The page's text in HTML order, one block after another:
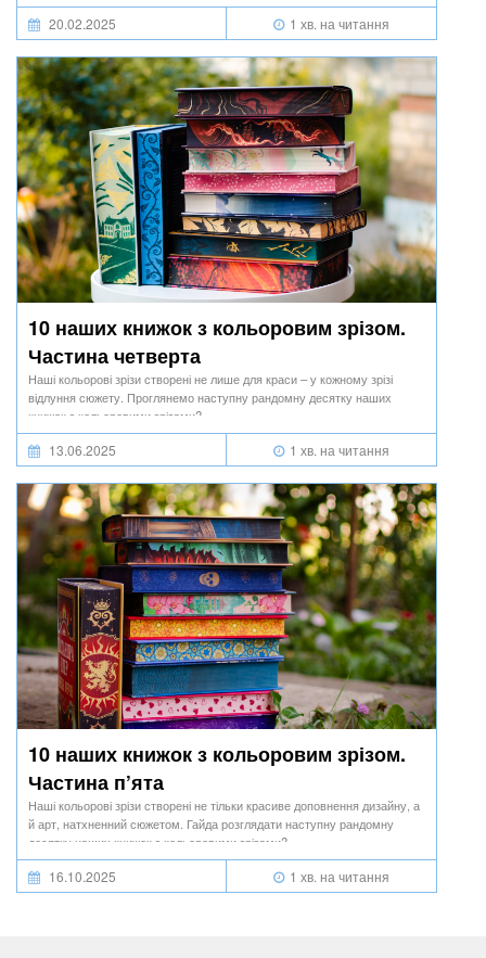
20.02.2025 1 хв. на читання
10 наших книжок з кольоровим зрізом.
Частина четверта
Наші кольорові зрізи створені не лише для краси – у кожному зрізі
відлуння сюжету. Проглянемо наступну рандомну десятку наших
книжок з кольоровими зрізами?
13.06.2025 1 хв. на читання
10 наших книжок з кольоровим зрізом.
Частина п’ята
Наші кольорові зрізи створені не тільки красиве доповнення дизайну, а
й арт, натхненний сюжетом. Гайда розглядати наступну рандомну
десятку наших книжок з кольоровими зрізами?
16.10.2025 1 хв. на читання